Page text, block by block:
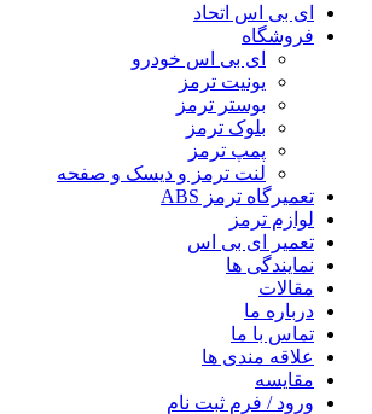
ای بی اس اتحاد
فروشگاه
ای بی اس خودرو
یونیت ترمز
بوستر ترمز
بلوک ترمز
پمپ ترمز
لنت ترمز و دیسک و صفحه
تعمیرگاه ترمز ABS
لوازم ترمز
تعمیر ای بی اس
نمایندگی ها
مقالات
درباره ما
تماس با ما
علاقه مندی ها
مقایسه
ورود / فرم ثبت نام